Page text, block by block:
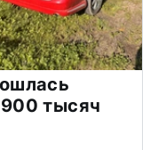
тысяч